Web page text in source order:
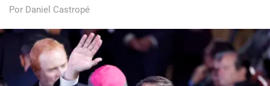
Por Daniel Castropé